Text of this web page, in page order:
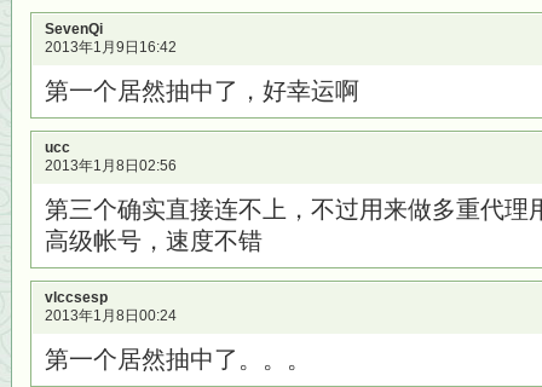
SevenQi
2013年1月9日16:42
第一个居然抽中了，好幸运啊
ucc
2013年1月8日02:56
第三个确实直接连不上，不过用来做多重代理
高级帐号，速度不错
vlccsesp
2013年1月8日00:24
第一个居然抽中了。。。